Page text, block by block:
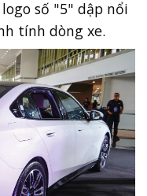
tính dòng xe.